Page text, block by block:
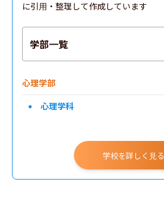
に引用・整理して作成しています
学部一覧
心理学部
心理学科
学校を詳しく見る